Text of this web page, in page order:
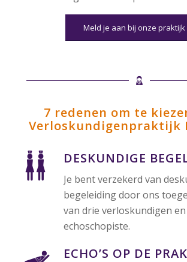
Meld je aan bij onze praktijk
7 redenen om te
Verloskundigenpraktijk
DESKUNDIGE
Je bent verzekerd van
begeleiding door ons
van drie verloskundigen
echoschopiste.
ECHO’S OP DE